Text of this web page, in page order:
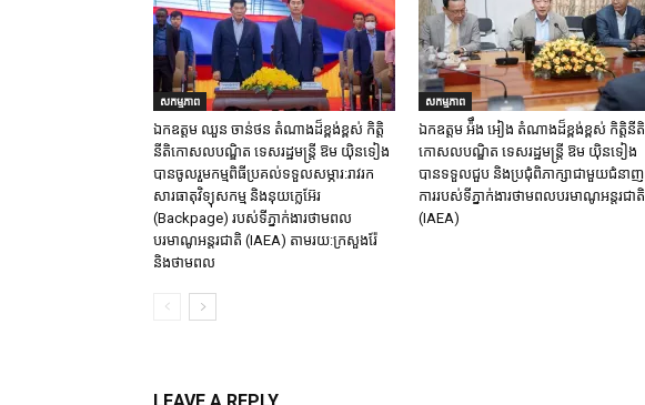
សកម្មភាព
ឯកឧត្តម ឈួន​ ចាន់ថន​ តំណាងដ៏ខ្ពង់ខ្ពស់ កិត្តិ
នីតិកោសលបណ្ឌិត ទេសរដ្ឋមន្ត្រី ឱម យ៉ិនទៀង
បានចូលរួមកម្មពិធីប្រគល់ទទួលសម្ភារ:​រាវរក
សារធាតុវិទ្យុសកម្ម​ និង​នុយក្លេអ៊ែរ​
(Backpage) របស់ទីភ្នាក់ងារថាមពល
បរមាណូអន្តរជាតិ (IAEA) តាមរយ:ក្រសួងរ៉ែ
និងថាមពល​
សកម្មភាព
ឯកឧត្តម អ៉ឹង អៀង តំណាងដ៏ខ្ពង់ខ្ពស់ កិត្តិនីតិ
កោសលបណ្ឌិត ទេសរដ្ឋមន្ត្រី ឱម យ៉ិនទៀង
បានទទួលជួប និងប្រជុំពិភាក្សាជាមួយជំនាញ
ការរបស់ទីភ្នាក់ងារថាមពលបរមាណូអន្តរជាតិ
(IAEA)
LEAVE A REPLY